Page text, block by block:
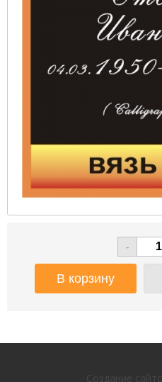
-
Создание